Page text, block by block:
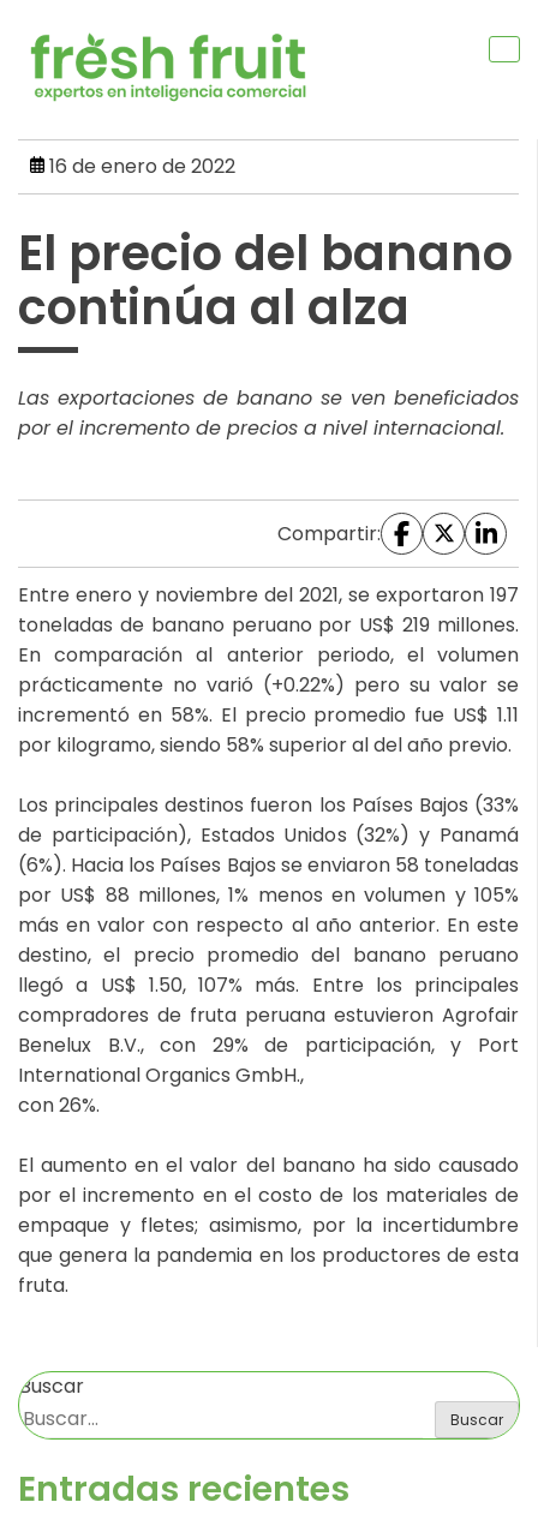
content
16 de enero de 2022
El precio del banano
continúa al alza
Las exportaciones de banano se ven beneficiados
por el incremento de precios a nivel internacional.
Compartir:
Entre enero y noviembre del 2021, se exportaron 197
toneladas de banano peruano por US$ 219 millones.
En comparación al anterior periodo, el volumen
prácticamente no varió (+0.22%) pero su valor se
incrementó en 58%. El precio promedio fue US$ 1.11
por kilogramo, siendo 58% superior al del año previo.
Los principales destinos fueron los Países Bajos (33%
de participación), Estados Unidos (32%) y Panamá
(6%). Hacia los Países Bajos se enviaron 58 toneladas
por US$ 88 millones, 1% menos en volumen y 105%
más en valor con respecto al año anterior. En este
destino, el precio promedio del banano peruano
llegó a US$ 1.50, 107% más. Entre los principales
compradores de fruta peruana estuvieron Agrofair
Benelux B.V., con 29% de participación, y Port
International Organics GmbH.,
con 26%.
El aumento en el valor del banano ha sido causado
por el incremento en el costo de los materiales de
empaque y fletes; asimismo, por la incertidumbre
que genera la pandemia en los productores de esta
fruta.
Buscar
Buscar
Entradas recientes